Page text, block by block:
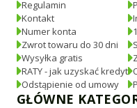
Regulamin
Kontakt
Numer konta
Zwrot towaru do 30 dni
Wysyłka gratis
RATY - jak uzyskać kredyt
Odstąpienie od umowy
GŁÓWNE